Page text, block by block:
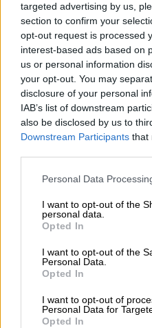
targeted advertising by us,
section to confirm your
opt-out request is processed
interest-based ads based on
us or personal information
your opt-out. You may
disclosure of your personal
IAB’s list of downstream
also be disclosed by us to
Downstream Participants that
Please note that this
not limited to your visit or
grant or deny consent to
use your data for below
consent section.
Personal Data
I want to opt-out of the
personal data.
Opted In
I want to opt-out of the
Personal Data.
Opted In
I want to opt-out of
Personal Data for
Opted In
Η Ουάσιγκτον
δώσει τον έλεγχο
ή σε άλλη χώρα,
Ουκρανίας, δήλωσε ο
Τσαβούσογλουσε
τηλεοπτικό σταθμό
Τσαβούσογλου δεν
πρόταση.
400 στην Ουκρανία
είπε, εξηγώντας ότι
ήταν απαράδεκτες,
Τούρκοι
πει ότι αγόρασαν
δικαίωμα να